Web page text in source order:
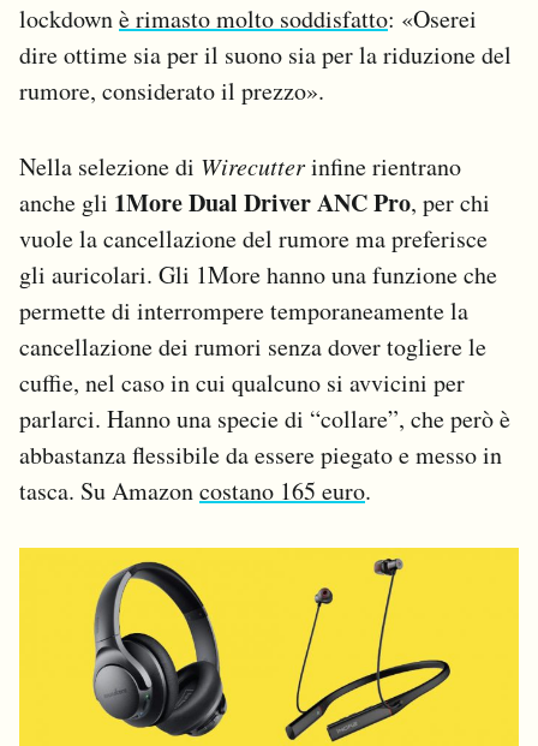
lockdownè rimasto molto soddisfatto: «Oserei
dire ottime sia per il suono sia per la riduzione del
rumore, considerato il prezzo».
Nella selezione di Wirecutterinfine rientrano
anche gli 1More Dual Driver ANC Pro, per chi
vuole la cancellazione del rumore ma preferisce
gli auricolari. Gli 1More hanno una funzione che
permette di interrompere temporaneamente la
cancellazione dei rumori senza dover togliere le
cuffie, nel caso in cui qualcuno si avvicini per
parlarci. Hanno una specie di “collare”, che però è
abbastanza flessibile da essere piegato e messo in
tasca. Su Amazoncostano 165 euro.